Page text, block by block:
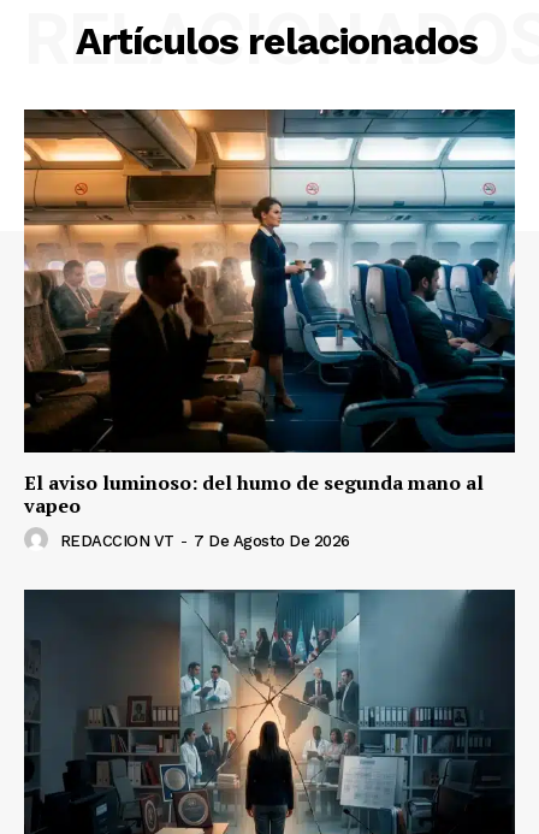
Artículos relacionados
El aviso luminoso: del humo de segunda mano al
vapeo
REDACCION VT - 7 De Agosto De 2026